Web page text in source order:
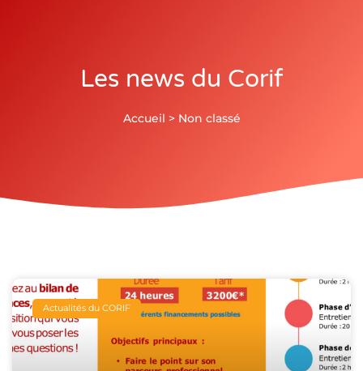
Les news du Corif
Accueil > Non classé
Actualités du CORIF